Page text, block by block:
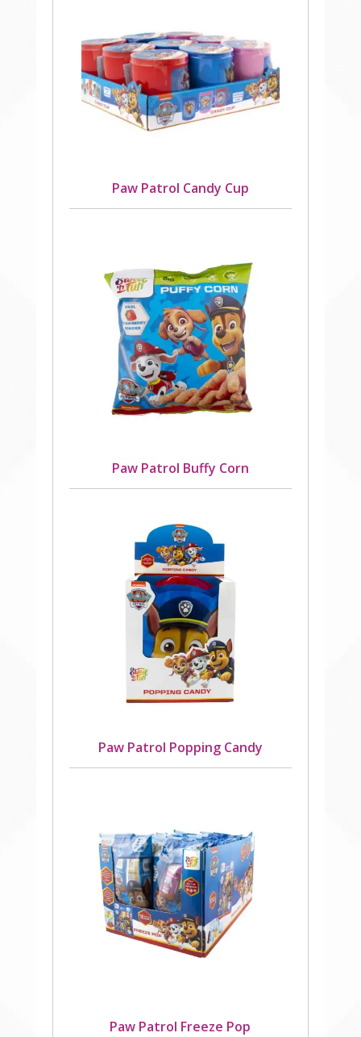
Paw Patrol Candy Cup
Paw Patrol Buffy Corn
Paw Patrol Popping Candy
Paw Patrol Freeze Pop